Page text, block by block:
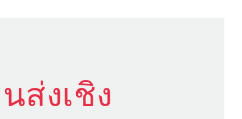
ส่งเชิง